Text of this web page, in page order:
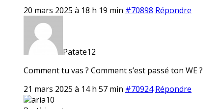
20 mars 2025 à 18 h 19 min #70898 Répondre
Patate12
Comment tu vas ? Comment s’est passé ton WE ?
21 mars 2025 à 14 h 57 min #70924 Répondre
aria10